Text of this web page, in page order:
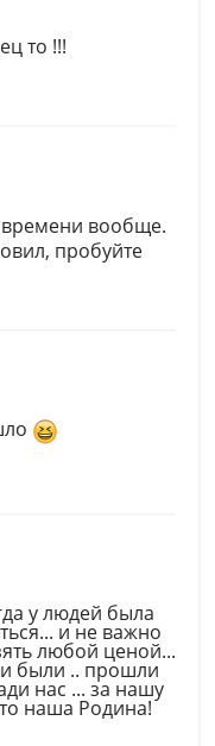
то !!!
времени вообще.
пробуйте
у людей была
и не важно
любой ценой...
были .. прошли
нас ... за нашу
наша Родина!